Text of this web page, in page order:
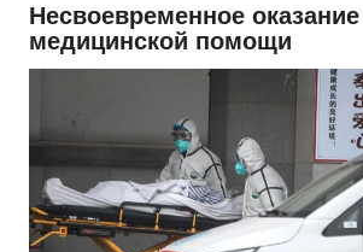
Несвоевременное оказание
медицинской помощи